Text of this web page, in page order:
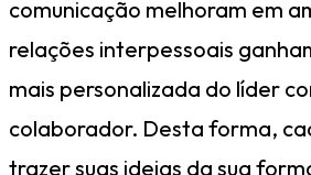
comunicação melhoram em
relações interpessoais
mais personalizada do líder
colaborador. Desta forma,
trazer suas ideias da sua